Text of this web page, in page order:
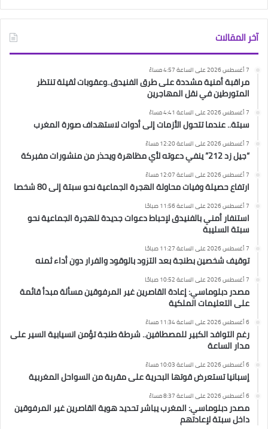
آخر المقالات
7 أغسطس 2026 على الساعة 4:57 مساءً
مراقبة أمنية مشددة على طرق الفنيدق..وعقوبات ثقيلة تنتظر
المتورطين في نقل المهاجرين
7 أغسطس 2026 على الساعة 4:41 مساءً
سبتة.. عندما تتحول الأزمات إلى أدوات لاستهداف صورة المغرب
7 أغسطس 2026 على الساعة 12:20 مساءً
“جيل زد 212” ينفي دعوته لأي مظاهرة ويحذر من منشورات مفبركة
7 أغسطس 2026 على الساعة 12:07 مساءً
ارتفاع حصيلة وفيات محاولة الهجرة الجماعية نحو سبتة إلى 80 شخصا
7 أغسطس 2026 على الساعة 11:56 صباحًا
استنفار أمني بالفنيدق لإحباط دعوات جديدة للهجرة الجماعية نحو
سبتة السليبة
7 أغسطس 2026 على الساعة 11:27 صباحًا
توقيف شخصين بطنجة بعد التزود بالوقود والفرار دون أداء ثمنه
7 أغسطس 2026 على الساعة 10:52 صباحًا
مصدر دبلوماسي: إعادة القاصرين غير المرفوقين مسألة مبدأ قائمة
على التعليمات الملكية
6 أغسطس 2026 على الساعة 11:34 مساءً
رغم التوافد الكبير للمصطافين.. شرطة طنجة تؤمن انسيابية السير على
مدار الساعة
6 أغسطس 2026 على الساعة 10:03 مساءً
إسبانيا تستعرض قوتها البحرية على مقربة من السواحل المغربية
6 أغسطس 2026 على الساعة 8:37 مساءً
مصدر دبلوماسي: المغرب يباشر تحديد هوية القاصرين غير المرفوقين
داخل سبتة لإعادتهم